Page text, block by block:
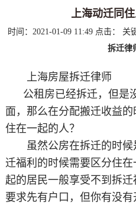
上海动迁同
时间：2021-01-09 11:49 点击： 关
拆迁律
上海房屋拆迁律师
公租房已经拆迁，但是
面，那么在分配搬迁收益
住在一起的人？
虽然公房在拆迁的时候
迁福利的时候需要区分住
起的居民一般享受不到拆
要求先有户口，但你有没